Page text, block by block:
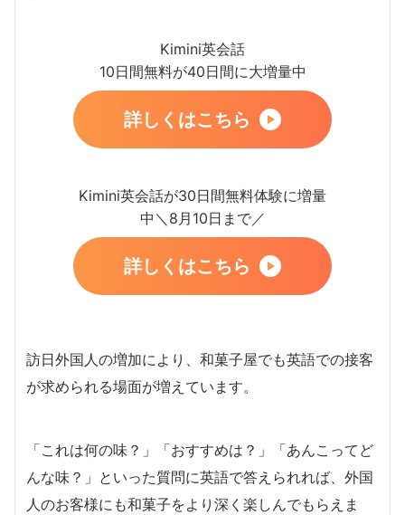
Kimini英会話
10日間無料が40日間に大増量中
詳しくはこちら
Kimini英会話が30日間無料体験に増量
中＼8月10日まで／
詳しくはこちら
訪日外国人の増加により、和菓子屋でも英語での接客
が求められる場面が増えています。
「これは何の味？」「おすすめは？」「あんこってど
んな味？」といった質問に英語で答えられれば、外国
人のお客様にも和菓子をより深く楽しんでもらえま